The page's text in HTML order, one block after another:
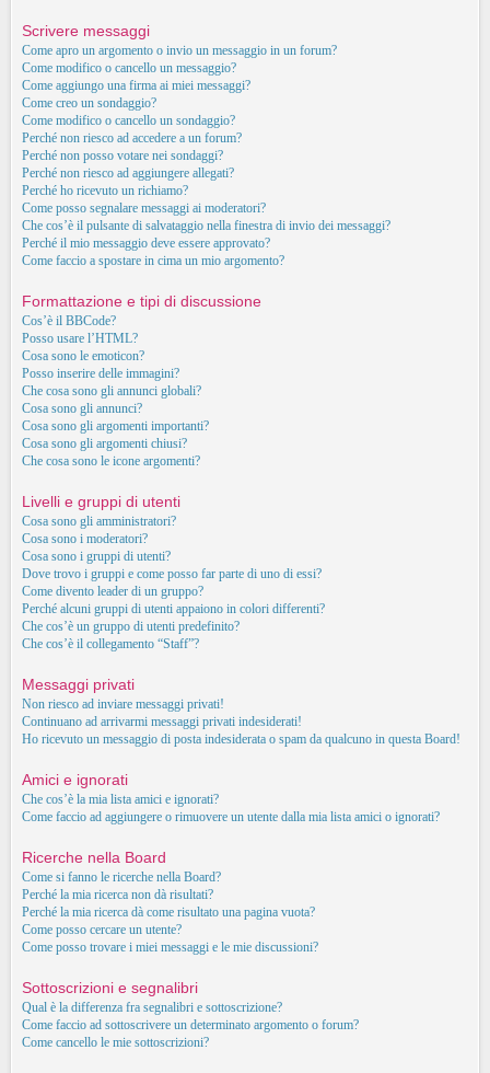
Scrivere messaggi
Come apro un argomento o invio un messaggio in un forum?
Come modifico o cancello un messaggio?
Come aggiungo una firma ai miei messaggi?
Come creo un sondaggio?
Come modifico o cancello un sondaggio?
Perché non riesco ad accedere a un forum?
Perché non posso votare nei sondaggi?
Perché non riesco ad aggiungere allegati?
Perché ho ricevuto un richiamo?
Come posso segnalare messaggi ai moderatori?
Che cos’è il pulsante di salvataggio nella finestra di invio dei messaggi?
Perché il mio messaggio deve essere approvato?
Come faccio a spostare in cima un mio argomento?
Formattazione e tipi di discussione
Cos’è il BBCode?
Posso usare l’HTML?
Cosa sono le emoticon?
Posso inserire delle immagini?
Che cosa sono gli annunci globali?
Cosa sono gli annunci?
Cosa sono gli argomenti importanti?
Cosa sono gli argomenti chiusi?
Che cosa sono le icone argomenti?
Livelli e gruppi di utenti
Cosa sono gli amministratori?
Cosa sono i moderatori?
Cosa sono i gruppi di utenti?
Dove trovo i gruppi e come posso far parte di uno di essi?
Come divento leader di un gruppo?
Perché alcuni gruppi di utenti appaiono in colori differenti?
Che cos’è un gruppo di utenti predefinito?
Che cos’è il collegamento “Staff”?
Messaggi privati
Non riesco ad inviare messaggi privati!
Continuano ad arrivarmi messaggi privati indesiderati!
Ho ricevuto un messaggio di posta indesiderata o spam da qualcuno in questa Board!
Amici e ignorati
Che cos’è la mia lista amici e ignorati?
Come faccio ad aggiungere o rimuovere un utente dalla mia lista amici o ignorati?
Ricerche nella Board
Come si fanno le ricerche nella Board?
Perché la mia ricerca non dà risultati?
Perché la mia ricerca dà come risultato una pagina vuota?
Come posso cercare un utente?
Come posso trovare i miei messaggi e le mie discussioni?
Sottoscrizioni e segnalibri
Qual è la differenza fra segnalibri e sottoscrizione?
Come faccio ad sottoscrivere un determinato argomento o forum?
Come cancello le mie sottoscrizioni?